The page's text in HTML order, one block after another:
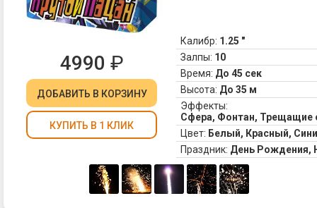
4990 ₽
ДОБАВИТЬ В КОРЗИНУ
КУПИТЬ В 1 КЛИК
Калибр: 1.25 "
Залпы: 10
Время: До 45 сек
Высота: До 35 м
Эффекты:
Сфера, Фонтан, Трещащие
Цвет: Белый, Красный,
Праздник: День Рождения,